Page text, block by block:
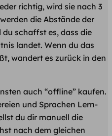
richtig, wird sie nach 3
die Abstände der
schaffst es, dass die
landet. Wenn du das
wandert es zurück in den
auch “offline” kaufen.
und Sprachen Lern-
du dir manuell die
nach dem gleichen